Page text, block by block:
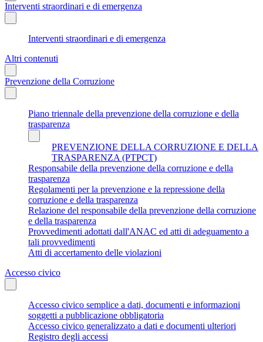
Interventi straordinari e di emergenza
Interventi straordinari e di emergenza
Altri contenuti
Prevenzione della Corruzione
Piano triennale della prevenzione della corruzione e della
trasparenza
PREVENZIONE DELLA CORRUZIONE E DELLA
TRASPARENZA (PTPCT)
Responsabile della prevenzione della corruzione e della
trasparenza
Regolamenti per la prevenzione e la repressione della
corruzione e della trasparenza
Relazione del responsabile della prevenzione della corruzione
e della trasparenza
Provvedimenti adottati dall'ANAC ed atti di adeguamento a
tali provvedimenti
Atti di accertamento delle violazioni
Accesso civico
Accesso civico semplice a dati, documenti e informazioni
soggetti a pubblicazione obbligatoria
Accesso civico generalizzato a dati e documenti ulteriori
Registro degli accessi